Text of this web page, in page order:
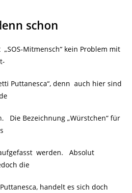
schon
Mitmensch“ kein Problem mit
Puttanesca“, denn auch hier sind
Die Bezeichnung „Würstchen“ für
werden. Absolut
die
handelt es sich doch